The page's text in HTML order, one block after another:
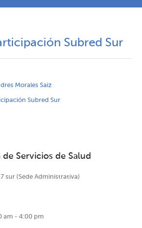
Subred Sur
Morales Saiz
Subred Sur
Servicios de Salud
sur (Sede Administrativa)
am - 4:00 pm